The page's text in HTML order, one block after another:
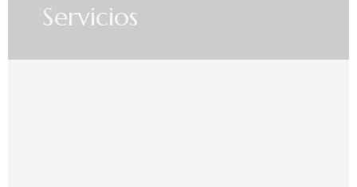
Servicios